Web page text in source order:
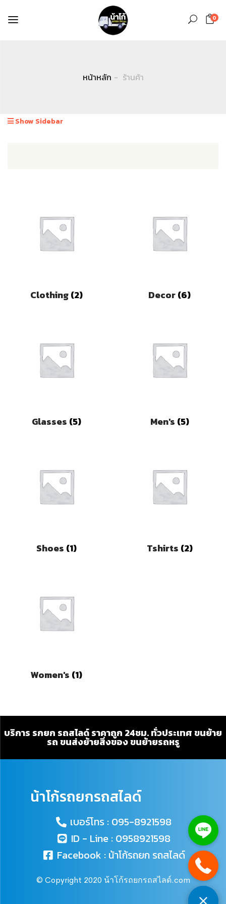
0
หน้าหลัก ร้านค้า
Show Sidebar
Clothing(2) Decor(6)
Glasses (5) Men's (5)
Shoes (1) Tshirts (2)
Women's (1)
บริการ รกยก รถสไลด์ ราคาถูก 24ชม. ทั่วประเทศ ขนย้าย
รถ ขนส่งย้ายสิ่งของ ขนย้ายรถหรู
น้าโก้รถยกรถสไลด์
เบอร์โทร : 095-8921598
ID - Line : 0958921598
Facebook : น้าโก้รถยก รถสไลด์
© Copyright 2020 น้าโก้รถยกรถสไลด์.com